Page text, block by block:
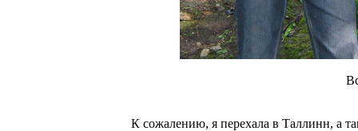
К сожалению, я перехала в Таллинн, а